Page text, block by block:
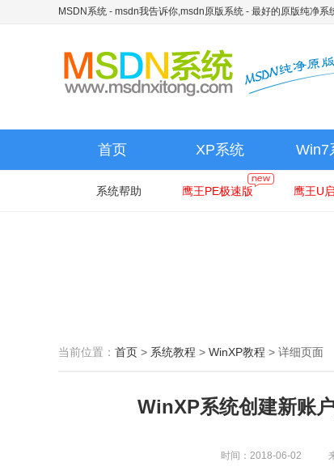
MSDN系统 - msdn我告诉你,msdn原版系统 - 最好的原版纯净系
首页 XP系统 Win7
系统帮助 鹰王PE极速版 鹰王U
当前位置： 首页 > 系统教程 > WinXP教程 > 详细页面
WinXP系统创建新账
时间：2018-06-02